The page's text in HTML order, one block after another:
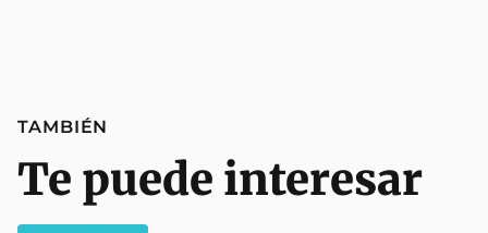
TAMBIÉN
Te puede interesar